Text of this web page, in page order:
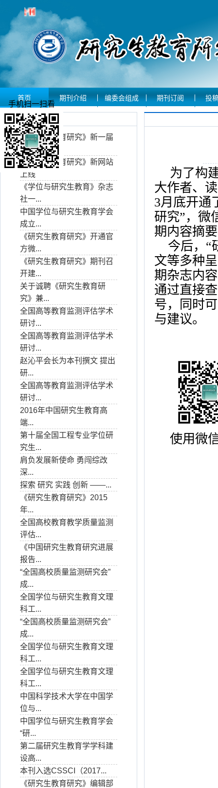
首页 期刊介绍 编委会组成 期刊订阅 投
期刊动态
《研究生教育研究》新一届
编委...
《研究生教育研究》新网站
上线
《学位与研究生教育》杂志
社一...
中国学位与研究生教育学会
成立...
《研究生教育研究》开通官
方微...
《研究生教育研究》期刊召
开建...
关于诚聘《研究生教育研
究》兼...
全国高等教育监测评估学术
研讨...
全国高等教育监测评估学术
研讨...
赵沁平会长为本刊撰文 提出
研...
全国高等教育监测评估学术
研讨...
2016年中国研究生教育高
端...
第十届全国工程专业学位研
究生...
肩负发展新使命 勇闯综改
深...
探索 研究 实践 创新 ——...
《研究生教育研究》2015
年...
全国高校教育教学质量监测
评估...
《中国研究生教育研究进展
报告...
“全国高校质量监测研究会”
成...
全国学位与研究生教育文理
科工...
“全国高校质量监测研究会”
成...
全国学位与研究生教育文理
科工...
全国学位与研究生教育文理
科工...
中国科学技术大学在中国学
位与...
中国学位与研究生教育学会
“研...
第二届研究生教育学学科建
设高...
本刊入选CSSCI（2017...
《研究生教育研究》编辑部
为了构
大作者、
3月底开通
研究”，微
期内容摘
今后，“
文等多种
期杂志内
通过直接
号，同时
与建议。
使用微
手机扫一扫看